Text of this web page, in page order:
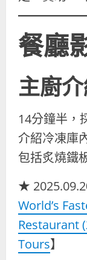
餐廳
主廚
14分鐘半，
介紹冷凍庫
包括炙燒鐵
★
World’s
Restaurant
Tours】